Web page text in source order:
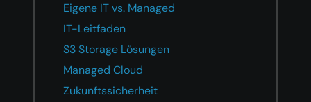
Eigene IT vs. Managed
IT-Leitfaden
S3 Storage Lösungen
Managed Cloud
Zukunftssicherheit